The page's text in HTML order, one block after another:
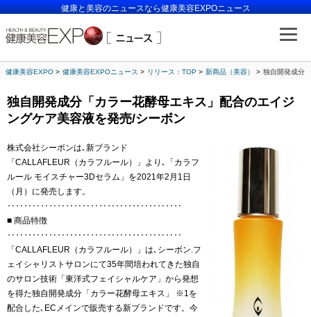
健康と美容のニュースなら健康美容EXPOニュース
健康美容EXPO 健康美容EXPOニュース リリース：TOP 新商品（美容） 独自開発成分
独自開発成分「カラー花酵母エキス」配合のエイジ
ングケア美容液を発売/シーボン
株式会社シーボンは､新ブランド
「CALLAFLEUR（カラフルール）」より､「カラフ
ルール モイスチャー3Dセラム」を2021年2月1日
（月）に発売します。
‥‥‥‥‥‥‥‥‥‥‥‥‥‥‥‥‥‥‥‥‥
■ 商品特徴
‥‥‥‥‥‥‥‥‥‥‥‥‥‥‥‥‥‥‥‥‥
「CALLAFLEUR（カラフルール）」は､シーボン.フ
ェイシャリストサロンにて35年間培われてきた独自
のサロン技術「東洋式フェイシャルケア」から発想
を得た独自開発成分「カラー花酵母エキス」 ※1を
配合した､ECメインで販売する新ブランドです。今